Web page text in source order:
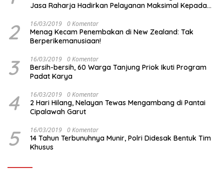
Jasa Raharja Hadirkan Pelayanan Maksimal Kepada
2 16/03/2019 0 Komentar
Menag Kecam Penembakan di New Zealand: Tak
Berperikemanusiaan!
3 16/03/2019 0 Komentar
Bersih-bersih, 60 Warga Tanjung Priok Ikuti Program
Padat Karya
4 16/03/2019 0 Komentar
2 Hari Hilang, Nelayan Tewas Mengambang di Pantai
Cipalawah Garut
5 16/03/2019 0 Komentar
14 Tahun Terbunuhnya Munir, Polri Didesak Bentuk Tim
Khusus